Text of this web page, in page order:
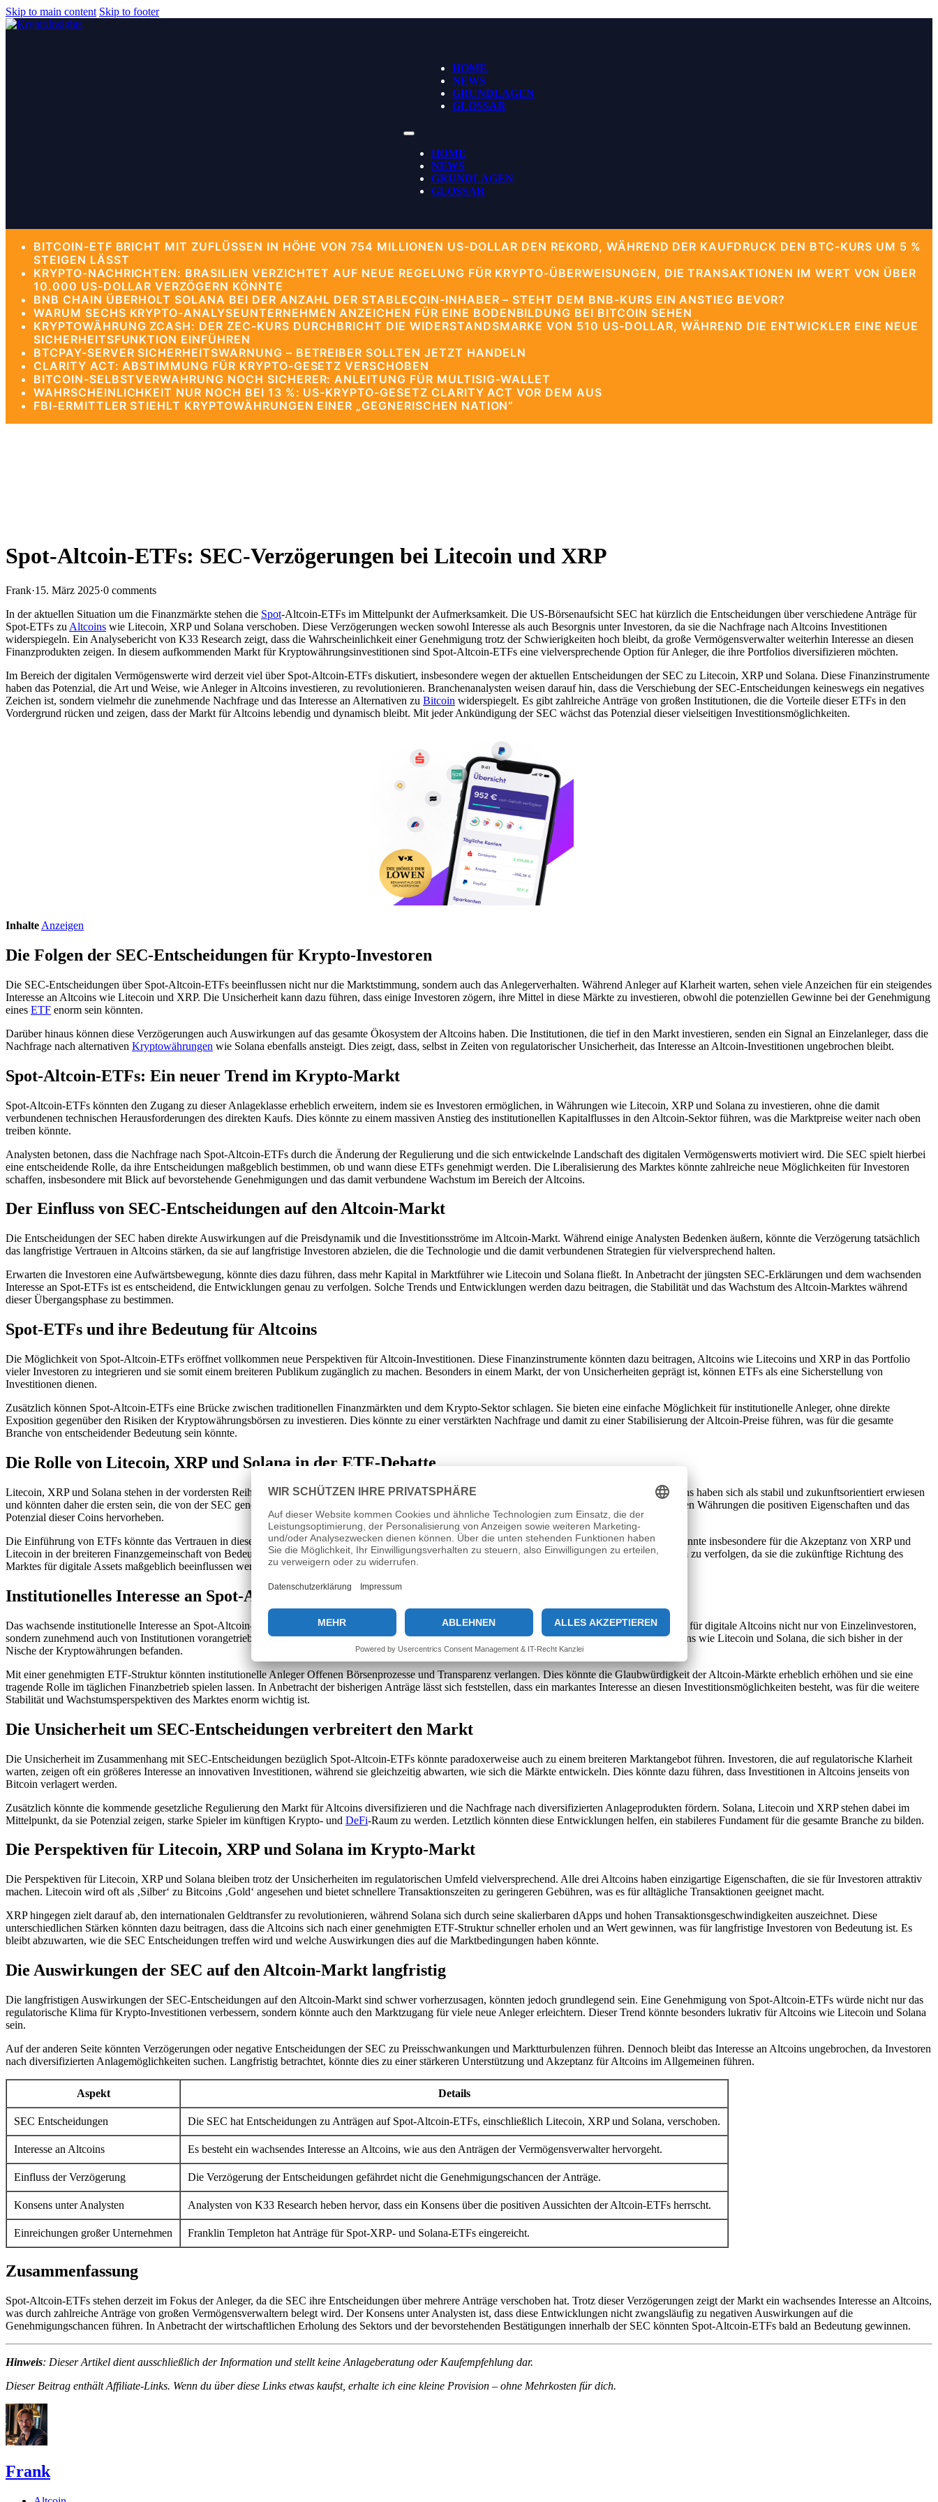
Skip to main content Skip to footer
HOME
NEWS
GRUNDLAGEN
GLOSSAR
HOME
NEWS
GRUNDLAGEN
GLOSSAR
BITCOIN-ETF BRICHT MIT ZUFLÜSSEN IN HÖHE VON 754 MILLIONEN US-DOLLAR DEN REKORD, WÄHREND DER KAUFDRUCK DEN BTC-KURS UM 5 %
STEIGEN LÄSST
KRYPTO-NACHRICHTEN: BRASILIEN VERZICHTET AUF NEUE REGELUNG FÜR KRYPTO-ÜBERWEISUNGEN, DIE TRANSAKTIONEN IM WERT VON ÜBER
10.000 US-DOLLAR VERZÖGERN KÖNNTE
BNB CHAIN ÜBERHOLT SOLANA BEI DER ANZAHL DER STABLECOIN-INHABER – STEHT DEM BNB-KURS EIN ANSTIEG BEVOR?
WARUM SECHS KRYPTO-ANALYSEUNTERNEHMEN ANZEICHEN FÜR EINE BODENBILDUNG BEI BITCOIN SEHEN
KRYPTOWÄHRUNG ZCASH: DER ZEC-KURS DURCHBRICHT DIE WIDERSTANDSMARKE VON 510 US-DOLLAR, WÄHREND DIE ENTWICKLER EINE NEUE
SICHERHEITSFUNKTION EINFÜHREN
BTCPAY-SERVER SICHERHEITSWARNUNG – BETREIBER SOLLTEN JETZT HANDELN
CLARITY ACT: ABSTIMMUNG FÜR KRYPTO-GESETZ VERSCHOBEN
BITCOIN-SELBSTVERWAHRUNG NOCH SICHERER: ANLEITUNG FÜR MULTISIG-WALLET
WAHRSCHEINLICHKEIT NUR NOCH BEI 13 %: US-KRYPTO-GESETZ CLARITY ACT VOR DEM AUS
FBI-ERMITTLER STIEHLT KRYPTOWÄHRUNGEN EINER „GEGNERISCHEN NATION“
Spot-Altcoin-ETFs: SEC-Verzögerungen bei Litecoin und XRP
Frank·15. März 2025·0 comments
In der aktuellen Situation um die Finanzmärkte stehen die Spot-Altcoin-ETFs im Mittelpunkt der Aufmerksamkeit. Die US-Börsenaufsicht SEC hat kürzlich die Entscheidungen über verschiedene Anträge für
Spot-ETFs zu Altcoins wie Litecoin, XRP und Solana verschoben. Diese Verzögerungen wecken sowohl Interesse als auch Besorgnis unter Investoren, da sie die Nachfrage nach Altcoins Investitionen
widerspiegeln. Ein Analysebericht von K33 Research zeigt, dass die Wahrscheinlichkeit einer Genehmigung trotz der Schwierigkeiten hoch bleibt, da große Vermögensverwalter weiterhin Interesse an diesen
Finanzprodukten zeigen. In diesem aufkommenden Markt für Kryptowährungsinvestitionen sind Spot-Altcoin-ETFs eine vielversprechende Option für Anleger, die ihre Portfolios diversifizieren möchten.
Im Bereich der digitalen Vermögenswerte wird derzeit viel über Spot-Altcoin-ETFs diskutiert, insbesondere wegen der aktuellen Entscheidungen der SEC zu Litecoin, XRP und Solana. Diese Finanzinstrumente
haben das Potenzial, die Art und Weise, wie Anleger in Altcoins investieren, zu revolutionieren. Branchenanalysten weisen darauf hin, dass die Verschiebung der SEC-Entscheidungen keineswegs ein negatives
Zeichen ist, sondern vielmehr die zunehmende Nachfrage und das Interesse an Alternativen zu Bitcoin widerspiegelt. Es gibt zahlreiche Anträge von großen Institutionen, die die Vorteile dieser ETFs in den
Vordergrund rücken und zeigen, dass der Markt für Altcoins lebendig und dynamisch bleibt. Mit jeder Ankündigung der SEC wächst das Potenzial dieser vielseitigen Investitionsmöglichkeiten.
Inhalte Anzeigen
Die Folgen der SEC-Entscheidungen für Krypto-Investoren
Die SEC-Entscheidungen über Spot-Altcoin-ETFs beeinflussen nicht nur die Marktstimmung, sondern auch das Anlegerverhalten. Während Anleger auf Klarheit warten, sehen viele Anzeichen für ein steigendes
Interesse an Altcoins wie Litecoin und XRP. Die Unsicherheit kann dazu führen, dass einige Investoren zögern, ihre Mittel in diese Märkte zu investieren, obwohl die potenziellen Gewinne bei der Genehmigung
eines ETF enorm sein könnten.
Darüber hinaus können diese Verzögerungen auch Auswirkungen auf das gesamte Ökosystem der Altcoins haben. Die Institutionen, die tief in den Markt investieren, senden ein Signal an Einzelanleger, dass die
Nachfrage nach alternativen Kryptowährungen wie Solana ebenfalls ansteigt. Dies zeigt, dass, selbst in Zeiten von regulatorischer Unsicherheit, das Interesse an Altcoin-Investitionen ungebrochen bleibt.
Spot-Altcoin-ETFs: Ein neuer Trend im Krypto-Markt
Spot-Altcoin-ETFs könnten den Zugang zu dieser Anlageklasse erheblich erweitern, indem sie es Investoren ermöglichen, in Währungen wie Litecoin, XRP und Solana zu investieren, ohne die damit
verbundenen technischen Herausforderungen des direkten Kaufs. Dies könnte zu einem massiven Anstieg des institutionellen Kapitalflusses in den Altcoin-Sektor führen, was die Marktpreise weiter nach oben
treiben könnte.
Analysten betonen, dass die Nachfrage nach Spot-Altcoin-ETFs durch die Änderung der Regulierung und die sich entwickelnde Landschaft des digitalen Vermögenswerts motiviert wird. Die SEC spielt hierbei
eine entscheidende Rolle, da ihre Entscheidungen maßgeblich bestimmen, ob und wann diese ETFs genehmigt werden. Die Liberalisierung des Marktes könnte zahlreiche neue Möglichkeiten für Investoren
schaffen, insbesondere mit Blick auf bevorstehende Genehmigungen und das damit verbundene Wachstum im Bereich der Altcoins.
Der Einfluss von SEC-Entscheidungen auf den Altcoin-Markt
Die Entscheidungen der SEC haben direkte Auswirkungen auf die Preisdynamik und die Investitionsströme im Altcoin-Markt. Während einige Analysten Bedenken äußern, könnte die Verzögerung tatsächlich
das langfristige Vertrauen in Altcoins stärken, da sie auf langfristige Investoren abzielen, die die Technologie und die damit verbundenen Strategien für vielversprechend halten.
Erwarten die Investoren eine Aufwärtsbewegung, könnte dies dazu führen, dass mehr Kapital in Marktführer wie Litecoin und Solana fließt. In Anbetracht der jüngsten SEC-Erklärungen und dem wachsenden
Interesse an Spot-ETFs ist es entscheidend, die Entwicklungen genau zu verfolgen. Solche Trends und Entwicklungen werden dazu beitragen, die Stabilität und das Wachstum des Altcoin-Marktes während
dieser Übergangsphase zu bestimmen.
Spot-ETFs und ihre Bedeutung für Altcoins
Die Möglichkeit von Spot-Altcoin-ETFs eröffnet vollkommen neue Perspektiven für Altcoin-Investitionen. Diese Finanzinstrumente könnten dazu beitragen, Altcoins wie Litecoins und XRP in das Portfolio
vieler Investoren zu integrieren und sie somit einem breiteren Publikum zugänglich zu machen. Besonders in einem Markt, der von Unsicherheiten geprägt ist, können ETFs als eine Sicherstellung von
Investitionen dienen.
Zusätzlich können Spot-Altcoin-ETFs eine Brücke zwischen traditionellen Finanzmärkten und dem Krypto-Sektor schlagen. Sie bieten eine einfache Möglichkeit für institutionelle Anleger, ohne direkte
Exposition gegenüber den Risiken der Kryptowährungsbörsen zu investieren. Dies könnte zu einer verstärkten Nachfrage und damit zu einer Stabilisierung der Altcoin-Preise führen, was für die gesamte
Branche von entscheidender Bedeutung sein könnte.
Die Rolle von Litecoin, XRP und Solana in der ETF-Debatte
Litecoin, XRP und Solana stehen in der vordersten Reihe der Diskussionen über Spot-ETFs und sind für viele Anleger von großem Interesse. Diese Altcoins haben sich als stabil und zukunftsorientiert erwiesen
und könnten daher die ersten sein, die von der SEC genehmigt werden. Analysten sind sich einig, dass die vorliegenden Anträge auf ETFs für diese digitalen Währungen die positiven Eigenschaften und das
Potenzial dieser Coins hervorheben.
Die Einführung von ETFs könnte das Vertrauen in diese Altcoins weiter stärken, da sie als regulierte Investitionsprodukte wahrgenommen werden. Dies könnte insbesondere für die Akzeptanz von XRP und
Litecoin in der breiteren Finanzgemeinschaft von Bedeutung sein. Es ist entscheidend, die Entwicklungen um diese spezifischen Altcoin-ETFs aufmerksam zu verfolgen, da sie die zukünftige Richtung des
Marktes für digitale Assets maßgeblich beeinflussen werden.
Institutionelles Interesse an Spot-Altcoin-ETFs wächst
Das wachsende institutionelle Interesse an Spot-Altcoin-ETFs, einschließlich der jüngsten Anträge von großen Vermögensverwaltern, zeigt, dass der Markt für digitale Altcoins nicht nur von Einzelinvestoren,
sondern zunehmend auch von Institutionen vorangetrieben wird. Diese Bewegung weckt Hoffnungen auf eine breitere Akzeptanz und Nutzung von Altcoins wie Litecoin und Solana, die sich bisher in der
Nische der Kryptowährungen befanden.
Mit einer genehmigten ETF-Struktur könnten institutionelle Anleger Offenen Börsenprozesse und Transparenz verlangen. Dies könnte die Glaubwürdigkeit der Altcoin-Märkte erheblich erhöhen und sie eine
tragende Rolle im täglichen Finanzbetrieb spielen lassen. In Anbetracht der bisherigen Anträge lässt sich feststellen, dass ein markantes Interesse an diesen Investitionsmöglichkeiten besteht, was für die weitere
Stabilität und Wachstumsperspektiven des Marktes enorm wichtig ist.
Die Unsicherheit um SEC-Entscheidungen verbreitert den Markt
Die Unsicherheit im Zusammenhang mit SEC-Entscheidungen bezüglich Spot-Altcoin-ETFs könnte paradoxerweise auch zu einem breiteren Marktangebot führen. Investoren, die auf regulatorische Klarheit
warten, zeigen oft ein größeres Interesse an innovativen Investitionen, während sie gleichzeitig abwarten, wie sich die Märkte entwickeln. Dies könnte dazu führen, dass Investitionen in Altcoins jenseits von
Bitcoin verlagert werden.
Zusätzlich könnte die kommende gesetzliche Regulierung den Markt für Altcoins diversifizieren und die Nachfrage nach diversifizierten Anlageprodukten fördern. Solana, Litecoin und XRP stehen dabei im
Mittelpunkt, da sie Potenzial zeigen, starke Spieler im künftigen Krypto- und DeFi-Raum zu werden. Letztlich könnten diese Entwicklungen helfen, ein stabileres Fundament für die gesamte Branche zu bilden.
Die Perspektiven für Litecoin, XRP und Solana im Krypto-Markt
Die Perspektiven für Litecoin, XRP und Solana bleiben trotz der Unsicherheiten im regulatorischen Umfeld vielversprechend. Alle drei Altcoins haben einzigartige Eigenschaften, die sie für Investoren attraktiv
machen. Litecoin wird oft als ‚Silber‘ zu Bitcoins ‚Gold‘ angesehen und bietet schnellere Transaktionszeiten zu geringeren Gebühren, was es für alltägliche Transaktionen geeignet macht.
XRP hingegen zielt darauf ab, den internationalen Geldtransfer zu revolutionieren, während Solana sich durch seine skalierbaren dApps und hohen Transaktionsgeschwindigkeiten auszeichnet. Diese
unterschiedlichen Stärken könnten dazu beitragen, dass die Altcoins sich nach einer genehmigten ETF-Struktur schneller erholen und an Wert gewinnen, was für langfristige Investoren von Bedeutung ist. Es
bleibt abzuwarten, wie die SEC Entscheidungen treffen wird und welche Auswirkungen dies auf die Marktbedingungen haben könnte.
Die Auswirkungen der SEC auf den Altcoin-Markt langfristig
Die langfristigen Auswirkungen der SEC-Entscheidungen auf den Altcoin-Markt sind schwer vorherzusagen, könnten jedoch grundlegend sein. Eine Genehmigung von Spot-Altcoin-ETFs würde nicht nur das
regulatorische Klima für Krypto-Investitionen verbessern, sondern könnte auch den Marktzugang für viele neue Anleger erleichtern. Dieser Trend könnte besonders lukrativ für Altcoins wie Litecoin und Solana
sein.
Auf der anderen Seite könnten Verzögerungen oder negative Entscheidungen der SEC zu Preisschwankungen und Marktturbulenzen führen. Dennoch bleibt das Interesse an Altcoins ungebrochen, da Investoren
nach diversifizierten Anlagemöglichkeiten suchen. Langfristig betrachtet, könnte dies zu einer stärkeren Unterstützung und Akzeptanz für Altcoins im Allgemeinen führen.
Aspekt Details
SEC Entscheidungen Die SEC hat Entscheidungen zu Anträgen auf Spot-Altcoin-ETFs, einschließlich Litecoin, XRP und Solana, verschoben.
Interesse an Altcoins Es besteht ein wachsendes Interesse an Altcoins, wie aus den Anträgen der Vermögensverwalter hervorgeht.
Einfluss der Verzögerung Die Verzögerung der Entscheidungen gefährdet nicht die Genehmigungschancen der Anträge.
Konsens unter Analysten Analysten von K33 Research heben hervor, dass ein Konsens über die positiven Aussichten der Altcoin-ETFs herrscht.
Einreichungen großer Unternehmen Franklin Templeton hat Anträge für Spot-XRP- und Solana-ETFs eingereicht.
Zusammenfassung
Spot-Altcoin-ETFs stehen derzeit im Fokus der Anleger, da die SEC ihre Entscheidungen über mehrere Anträge verschoben hat. Trotz dieser Verzögerungen zeigt der Markt ein wachsendes Interesse an Altcoins,
was durch zahlreiche Anträge von großen Vermögensverwaltern belegt wird. Der Konsens unter Analysten ist, dass diese Entwicklungen nicht zwangsläufig zu negativen Auswirkungen auf die
Genehmigungschancen führen. In Anbetracht der wirtschaftlichen Erholung des Sektors und der bevorstehenden Bestätigungen innerhalb der SEC könnten Spot-Altcoin-ETFs bald an Bedeutung gewinnen.
Hinweis: Dieser Artikel dient ausschließlich der Information und stellt keine Anlageberatung oder Kaufempfehlung dar.
Dieser Beitrag enthält Affiliate-Links. Wenn du über diese Links etwas kaufst, erhalte ich eine kleine Provision – ohne Mehrkosten für dich.
Frank